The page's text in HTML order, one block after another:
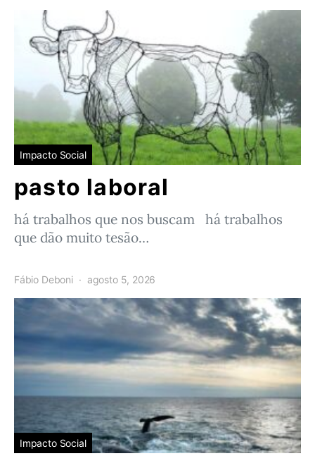
Impacto Social
pasto laboral
há trabalhos que nos buscam há trabalhos
que dão muito tesão…
Fábio Deboni agosto 5, 2026
Impacto Social